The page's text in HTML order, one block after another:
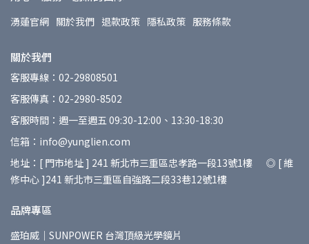
湧蓮官網 關於我們 退款政策 隱私政策 服務條款
關於我們
客服專線：02-29808501
客服傳真：02-2980-8502
客服時間：週一至週五 09:30-12:00、13:30-18:30
信箱：info@yunglien.com
地址：[ 門市地址 ] 241 新北市三重區忠孝路一段13號1樓 ◎ [ 維
修中心 ]241 新北市三重區自強路二段33巷12號1樓
品牌專區
盛珀威｜SUNPOWER 台灣頂級光學鏡片